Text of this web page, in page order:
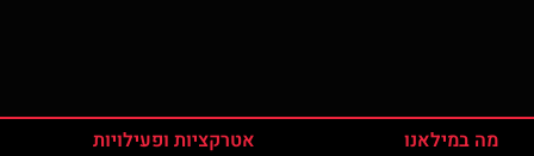
מה במילאנו אטרקציות ופעילויות